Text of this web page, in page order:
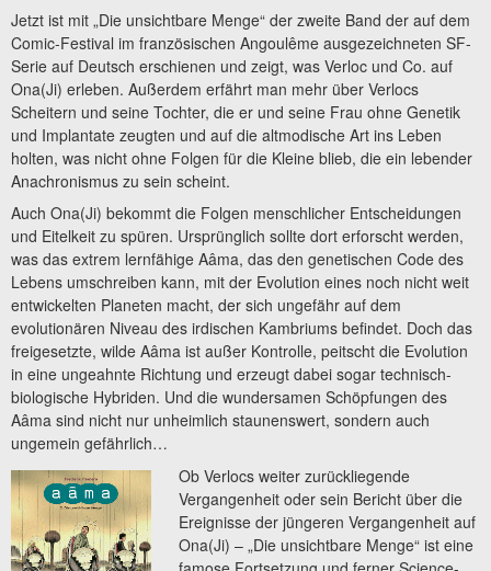
Jetzt ist mit „Die unsichtbare Menge“ der zweite Band der auf dem
Comic-Festival im französischen Angoulême ausgezeichneten SF-
Serie auf Deutsch erschienen und zeigt, was Verloc und Co. auf
Ona(Ji) erleben. Außerdem erfährt man mehr über Verlocs
Scheitern und seine Tochter, die er und seine Frau ohne Genetik
und Implantate zeugten und auf die altmodische Art ins Leben
holten, was nicht ohne Folgen für die Kleine blieb, die ein lebender
Anachronismus zu sein scheint.
Auch Ona(Ji) bekommt die Folgen menschlicher Entscheidungen
und Eitelkeit zu spüren. Ursprünglich sollte dort erforscht werden,
was das extrem lernfähige Aâma, das den genetischen Code des
Lebens umschreiben kann, mit der Evolution eines noch nicht weit
entwickelten Planeten macht, der sich ungefähr auf dem
evolutionären Niveau des irdischen Kambriums befindet. Doch das
freigesetzte, wilde Aâma ist außer Kontrolle, peitscht die Evolution
in eine ungeahnte Richtung und erzeugt dabei sogar technisch-
biologische Hybriden. Und die wundersamen Schöpfungen des
Aâma sind nicht nur unheimlich staunenswert, sondern auch
ungemein gefährlich…
Ob Verlocs weiter zurückliegende
Vergangenheit oder sein Bericht über die
Ereignisse der jüngeren Vergangenheit auf
Ona(Ji) – „Die unsichtbare Menge“ ist eine